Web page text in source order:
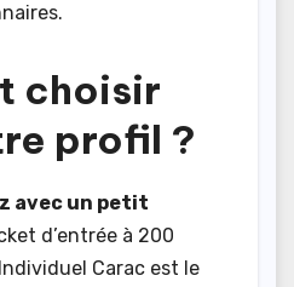
choisir
profil ?
avec un petit
d’entrée à 200
Carac est le